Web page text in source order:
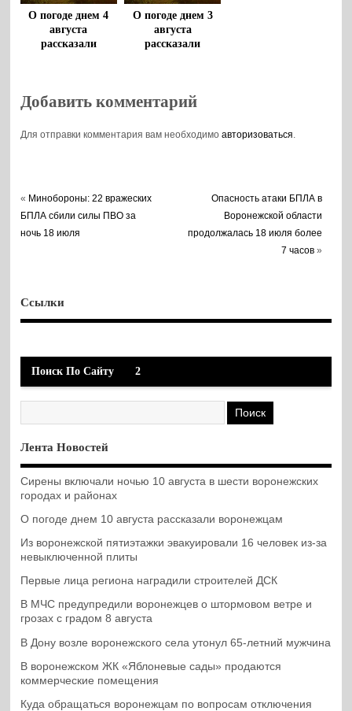
О погоде днем 4
августа
рассказали
О погоде днем 3
августа
рассказали
Добавить комментарий
Для отправки комментария вам необходимоавторизоваться
« Минобороны: 22 вражеских
БПЛА сбили силы ПВО за
ночь 18 июля
Опасность атаки БПЛА в
Воронежской области
продолжалась 18 июля более
7 часов »
Ссылки
Поиск По Сайту 2
Лента Новостей
Сирены включали ночью 10 августа в шести воронежских
городах и районах
О погоде днем 10 августа рассказали воронежцам
Из воронежской пятиэтажки эвакуировали 16 человек из-за
невыключенной плиты
Первые лица региона наградили строителей ДСК
В МЧС предупредили воронежцев о штормовом ветре и
грозах с градом 8 августа
В Дону возле воронежского села утонул 65-летний мужчина
В воронежском ЖК «Яблоневые сады» продаются
коммерческие помещения
Куда обращаться воронежцам по вопросам отключения